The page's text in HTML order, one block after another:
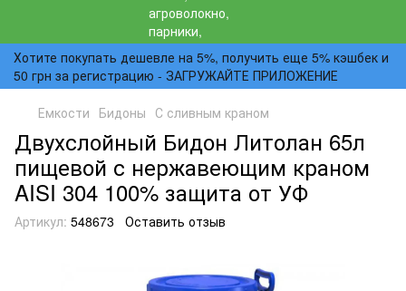
Хотите покупать дешевле на 5%, получить еще 5% кэшбек и
50 грн за регистрацию - ЗАГРУЖАЙТЕ ПРИЛОЖЕНИЕ
Емкости Бидоны С сливным краном
Двухслойный Бидон Литолан 65л
пищевой с нержавеющим краном
AISI 304 100% защита от УФ
Артикул: 548673 Оставить отзыв